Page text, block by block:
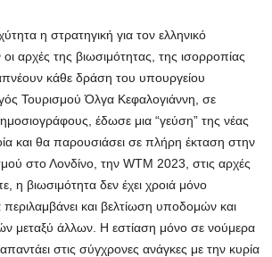
η στρατηγική για τον ελληνικό
αρχές της βιωσιμότητας, της ισορροπίας
κάθε δράση του υπουργείου
Τουρισμού Όλγα Κεφαλογιάννη, σε
έδωσε μια “γεύση” της νέας
και θα παρουσιάσει σε πλήρη έκταση στην
στο Λονδίνο, την WTM 2023, στις αρχές
η βιωσιμότητα δεν έχει χροιά μόνο
περιλαμβάνει και βελτίωση υποδομών και
μεταξύ άλλων. Η εστίαση μόνο σε νούμερα
στις σύγχρονες ανάγκες με την κυρία